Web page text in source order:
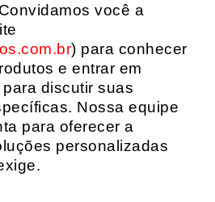
você a
) para conhecer
e entrar em
discutir suas
Nossa equipe
para oferecer a
personalizadas